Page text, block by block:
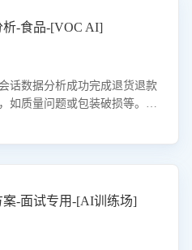
析-食品-[VOC AI]
话数据分析成功完成退货退款
如质量问题或包装破损等。结
率。
-面试专用-[AI训练场]